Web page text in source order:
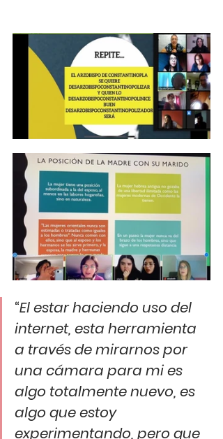
“El estar haciendo uso del
internet, esta herramienta
a través de mirarnos por
una cámara para mi es
algo totalmente nuevo, es
algo que estoy
experimentando, pero que